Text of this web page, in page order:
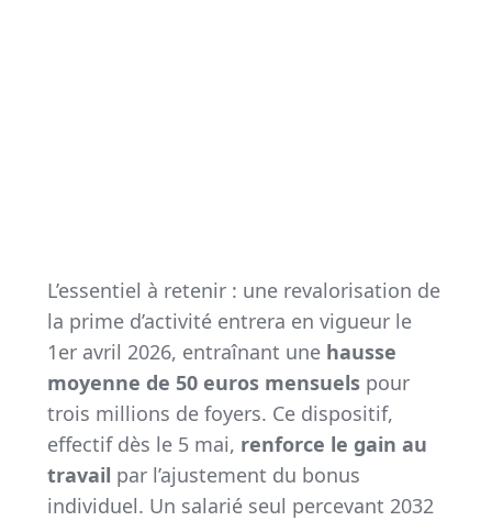
L’essentiel à retenir : une revalorisation de
la prime d’activité entrera en vigueur le
1er avril 2026, entraînant une hausse
moyenne de 50 euros mensuelspour
trois millions de foyers. Ce dispositif,
effectif dès le 5 mai, renforce le gain au
travail par l’ajustement du bonus
individuel. Un salarié seul percevant 2032